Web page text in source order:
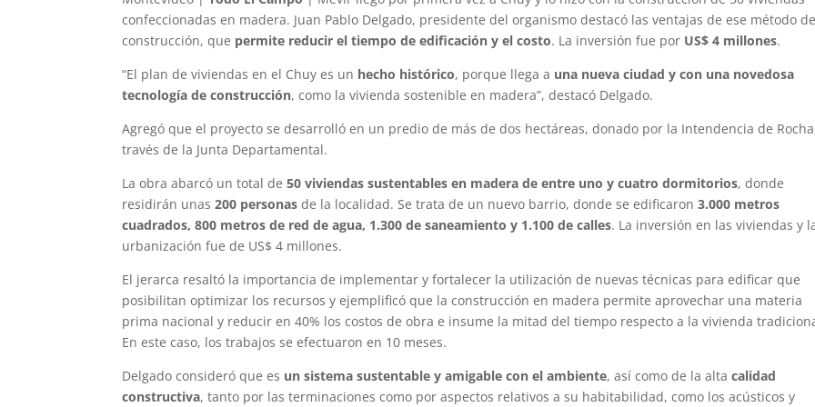
confeccionadas en madera. Juan Pablo Delgado, presidente del organismo destacó las ventajas de ese método de
construcción, que permite reducir el tiempo de edificación y el costo. La inversión fue por US$ 4 millones.
“El plan de viviendas en el Chuy es un hecho histórico, porque llega a una nueva ciudad y con una novedosa
tecnología de construcción, como la vivienda sostenible en madera”, destacó Delgado.
Agregó que el proyecto se desarrolló en un predio de más de dos hectáreas, donado por la Intendencia de
través de la Junta Departamental.
La obra abarcó un total de50 viviendas sustentables en madera de entre uno y cuatro dormitorios, donde
residirán unas200 personas de la localidad. Se trata de un nuevo barrio, donde se edificaron3.000 metros
cuadrados, 800 metros de red de agua, 1.300 de saneamiento y 1.100 de calles. La inversión en las viviendas y
urbanización fue de US$ 4 millones.
El jerarca resaltó la importancia de implementar y fortalecer la utilización de nuevas técnicas para edificar que
posibilitan optimizar los recursos y ejemplificó que la construcción en madera permite aprovechar una materia
prima nacional y reducir en 40% los costos de obra e insume la mitad del tiempo respecto a la vivienda
En este caso, los trabajos se efectuaron en 10 meses.
Delgado consideró que es un sistema sustentable y amigable con el ambiente, así como de la altacalidad
constructiva, tanto por las terminaciones como por aspectos relativos a su habitabilidad, como los acústicos y